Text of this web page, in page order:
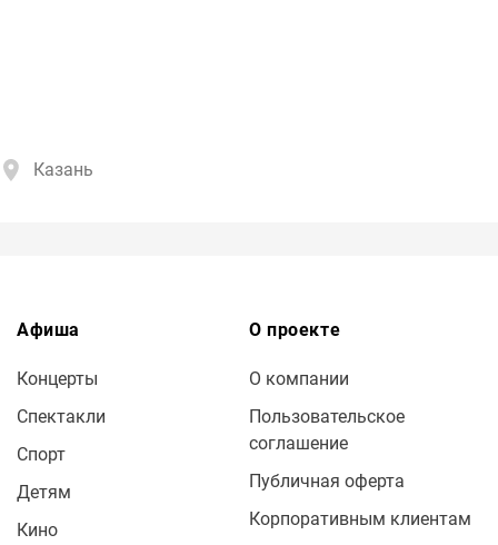
Казань
Афиша
Концерты
Спектакли
Спорт
Детям
Кино
О проекте
О компании
Пользовательское
соглашение
Публичная оферта
Корпоративным клиентам